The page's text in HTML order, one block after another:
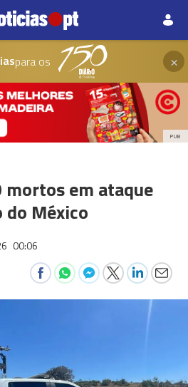
para os ×
PUB
mortos em ataque
México
00:06